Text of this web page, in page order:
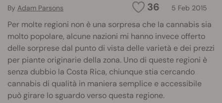
36 5 Feb 2015
By Adam Parsons
Per molte regioni non è una sorpresa che la cannabis sia
molto popolare, alcune nazioni mi hanno invece offerto
delle sorprese dal punto di vista delle varietà e dei prezzi
per piante originarie della zona. Uno di queste regioni è
senza dubbio la Costa Rica, chiunque stia cercando
cannabis di qualità in maniera semplice e accessibile
può girare lo sguardo verso questa regione.